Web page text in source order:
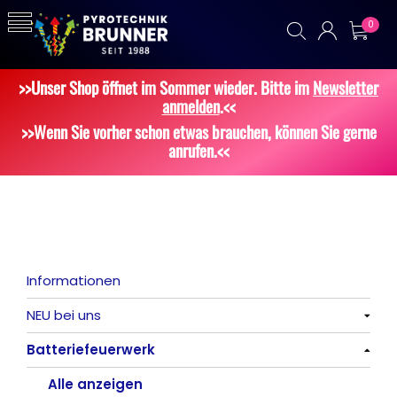
0
>>Unser Shop öffnet im Sommer wieder. Bitte imNewsletter
anmelden.<<
>>Wenn Sie vorher schon etwas brauchen, können Sie gerne
anrufen.<<
Informationen
NEU bei uns
Alle anzeigen
Batteriefeuerwerk
Alle anzeigen